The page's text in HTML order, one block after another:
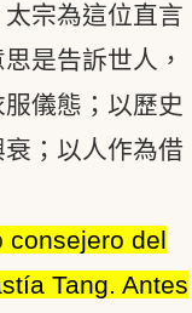
宗為這位直言
是告訴世人，
儀態；以歷史
；以人作為借
consejero del
Tang. Antes